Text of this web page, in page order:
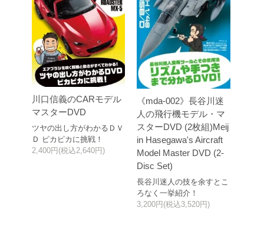
川口信義のCARモデル
マスターDVD
ツヤの出し方がわかるＤＶ
Ｄ ピカピカに挑戦！
2,400円(税込2,640円)
《mda-002》長谷川迷
人の飛行機モデル・マ
スターDVD (2枚組)Meij
in Hasegawa's Aircraft
Model Master DVD (2-
Disc Set)
長谷川迷人の技を余すとこ
ろなく一挙紹介！
3,200円(税込3,520円)